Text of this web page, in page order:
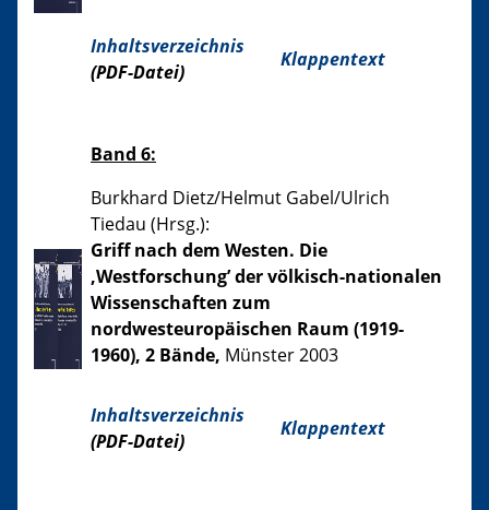
Inhaltsverzeichnis
(PDF-Datei)
Klappentext
Band 6:
Burkhard Dietz/Helmut Gabel/Ulrich
Tiedau (Hrsg.):
Griff nach dem Westen. Die
‚Westforschung’ der völkisch-nationalen
Wissenschaften zum
nordwesteuropäischen Raum (1919-
1960), 2 Bände, Münster 2003
Inhaltsverzeichnis
(PDF-Datei)
Klappentext